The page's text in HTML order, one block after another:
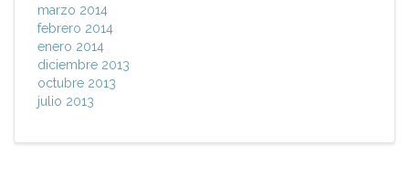
marzo 2014
febrero 2014
enero 2014
diciembre 2013
octubre 2013
julio 2013